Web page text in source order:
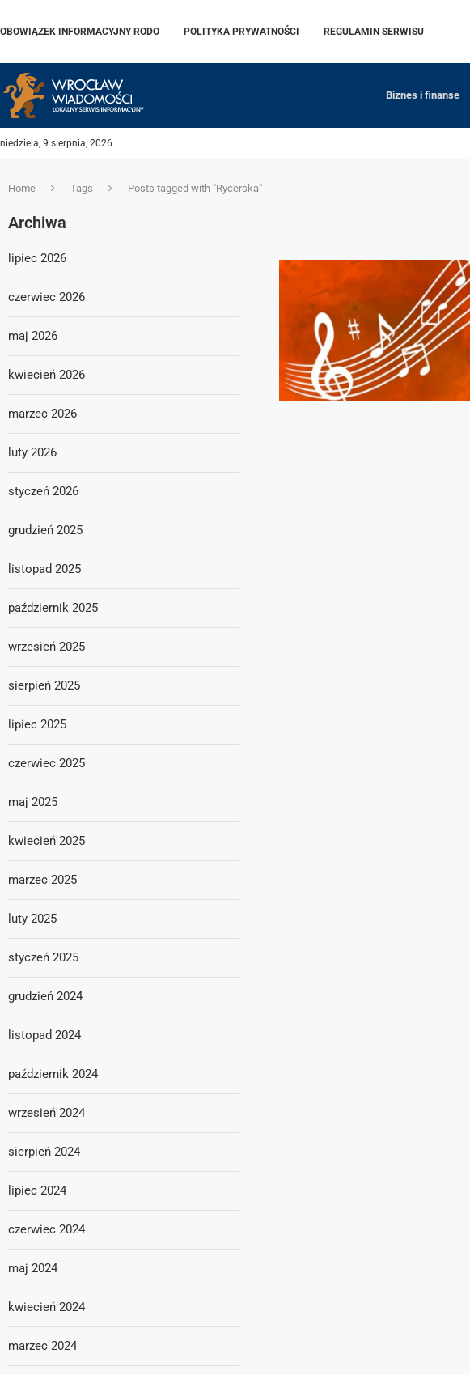
OBOWIĄZEK INFORMACYJNY RODO POLITYKA PRYWATNOŚCI REGULAMIN SERWISU
Biznes i finanse
niedziela, 9 sierpnia, 2026
Home Tags Posts tagged with "Rycerska"
Archiwa
lipiec 2026
czerwiec 2026
maj 2026
kwiecień 2026
marzec 2026
luty 2026
styczeń 2026
grudzień 2025
listopad 2025
październik 2025
wrzesień 2025
sierpień 2025
lipiec 2025
czerwiec 2025
maj 2025
kwiecień 2025
marzec 2025
luty 2025
styczeń 2025
grudzień 2024
listopad 2024
październik 2024
wrzesień 2024
sierpień 2024
lipiec 2024
czerwiec 2024
maj 2024
kwiecień 2024
marzec 2024